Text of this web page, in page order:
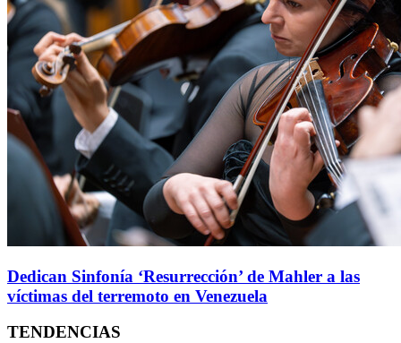
Dedican Sinfonía ‘Resurrección’ de Mahler a las
víctimas del terremoto en Venezuela
TENDENCIAS